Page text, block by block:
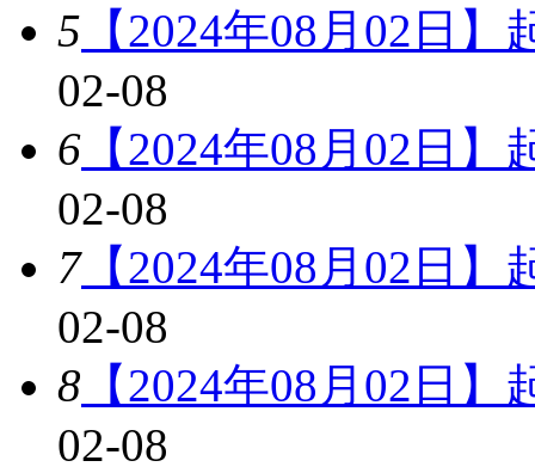
5 【2024年08月02日
02-08
6 【2024年08月02日
02-08
7【2024年08月02日】
02-08
8 【2024年08月02日
02-08